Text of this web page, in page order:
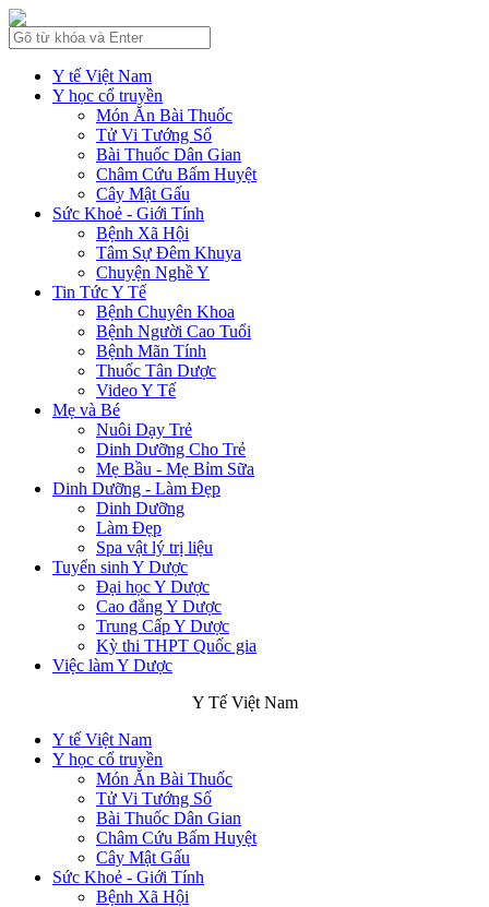
Y tế Việt Nam
Y học cổ truyền
Món Ăn Bài Thuốc
Tử Vi Tướng Số
Bài Thuốc Dân Gian
Châm Cứu Bấm Huyệt
Cây Mật Gấu
Sức Khoẻ - Giới Tính
Bệnh Xã Hội
Tâm Sự Đêm Khuya
Chuyện Nghề Y
Tin Tức Y Tế
Bệnh Chuyên Khoa
Bệnh Người Cao Tuổi
Bệnh Mãn Tính
Thuốc Tân Dược
Video Y Tế
Mẹ và Bé
Nuôi Dạy Trẻ
Dinh Dưỡng Cho Trẻ
Mẹ Bầu - Mẹ Bỉm Sữa
Dinh Dưỡng - Làm Đẹp
Dinh Dưỡng
Làm Đẹp
Spa vật lý trị liệu
Tuyển sinh Y Dược
Đại học Y Dược
Cao đẳng Y Dược
Trung Cấp Y Dược
Kỳ thi THPT Quốc gia
Việc làm Y Dược
Y Tế Việt Nam
Y tế Việt Nam
Y học cổ truyền
Món Ăn Bài Thuốc
Tử Vi Tướng Số
Bài Thuốc Dân Gian
Châm Cứu Bấm Huyệt
Cây Mật Gấu
Sức Khoẻ - Giới Tính
Bệnh Xã Hội